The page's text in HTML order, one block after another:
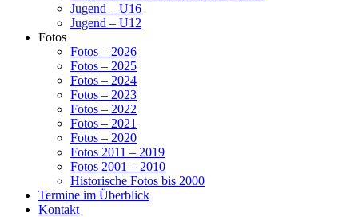
Jugend – U16
Jugend – U12
Fotos
Fotos – 2026
Fotos – 2025
Fotos – 2024
Fotos – 2023
Fotos – 2022
Fotos – 2021
Fotos – 2020
Fotos 2011 – 2019
Fotos 2001 – 2010
Historische Fotos bis 2000
Termine im Überblick
Kontakt